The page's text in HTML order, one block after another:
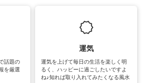
話題の
を厳選
運気
運気を上げて毎日の生活を楽しく明
るく、ハッピーに過ごしたいですよ
ね♪知れば取り入れてみたくなる風水